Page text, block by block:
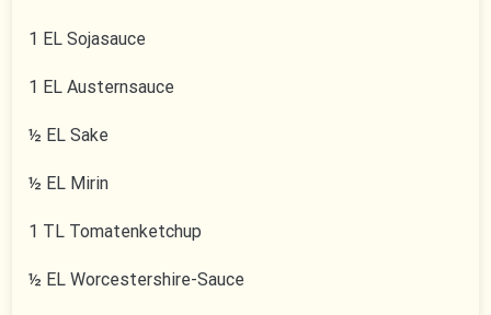
1 EL Sojasauce
1 EL Austernsauce
½ EL Sake
½ EL Mirin
1 TL Tomatenketchup
½ EL Worcestershire-Sauce